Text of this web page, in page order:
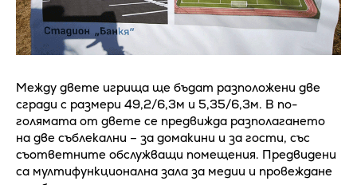
Между двете игрища ще бъдат разположени две
сгради с размери 49,2/6,3м и 5,35/6,3м. В по-
голямата от двете се предвижда разполагането
на две съблекални – за домакини и за гости, със
съответните обслужващи помещения. Предвидени
са мултифункционална зала за медии и провеждане